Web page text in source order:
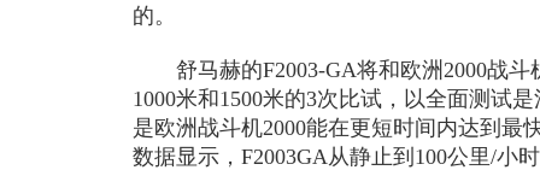
的。
舒马赫的F2003-GA将和欧洲2000战斗
1000米和1500米的3次比试，以全面测试
是欧洲战斗机2000能在更短时间内达到最
数据显示，F2003GA从静止到100公里/小